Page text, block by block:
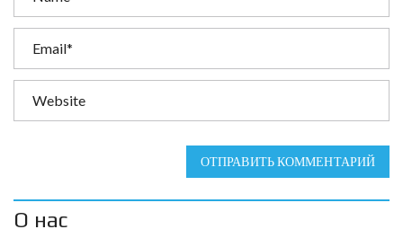
ОТПРАВИТЬ КОММЕНТАРИЙ
О нас